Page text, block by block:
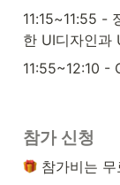
11:15~11:55 -
한 UI디자인과
11:55~12:10 -
참가 신청
참가비는 무